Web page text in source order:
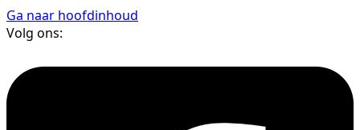
Ga naar hoofdinhoud
Volg ons: